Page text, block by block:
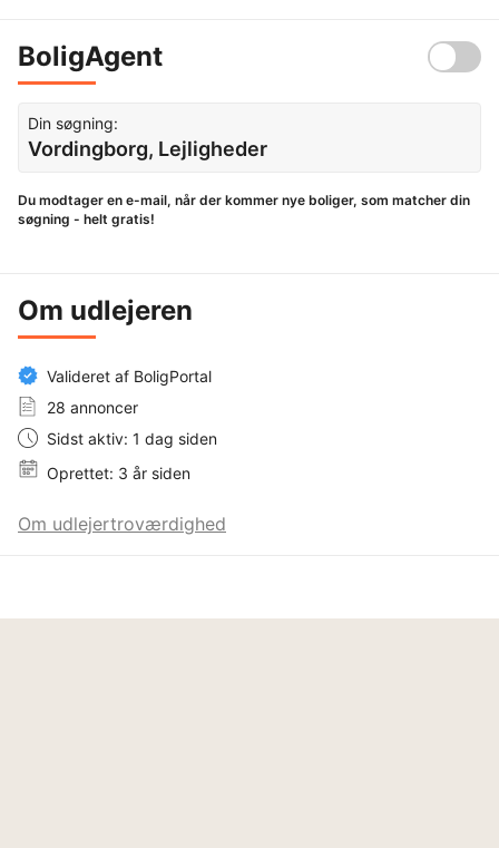
BoligAgent
Din søgning:
Vordingborg, Lejligheder
Du modtager en e-mail, når der kommer nye boliger, som matcher din
søgning - helt gratis!
Om udlejeren
Valideret af BoligPortal
28 annoncer
Sidst aktiv: 1 dag siden
Oprettet: 3 år siden
Om udlejertroværdighed